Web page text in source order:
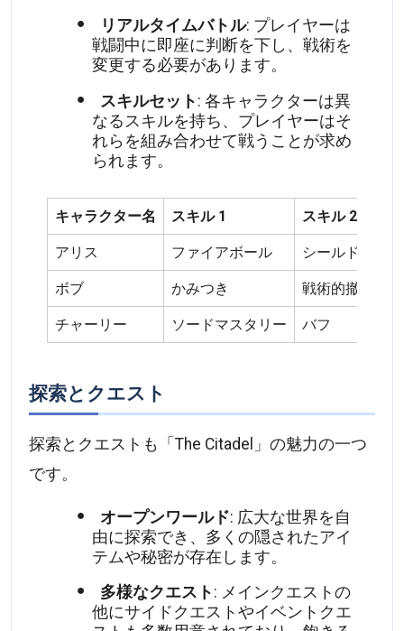
リアルタイムバトル: プレイヤーは
戦闘中に即座に判断を下し、戦術を
変更する必要があります。
スキルセット : 各キャラクターは異
なるスキルを持ち、プレイヤーはそ
れらを組み合わせて戦うことが求め
られます。
キャラクター名 スキル 1 スキル 2
アリス ファイアボール シールド
ボブ かみつき 戦術的撤退
チャーリー ソードマスタリー バフ
探索とクエスト
探索とクエストも「The Citadel」の魅力の一つ
です。
オープンワールド: 広大な世界を自
由に探索でき、多くの隠されたアイ
テムや秘密が存在します。
多様なクエスト : メインクエストの
他にサイドクエストやイベントクエ